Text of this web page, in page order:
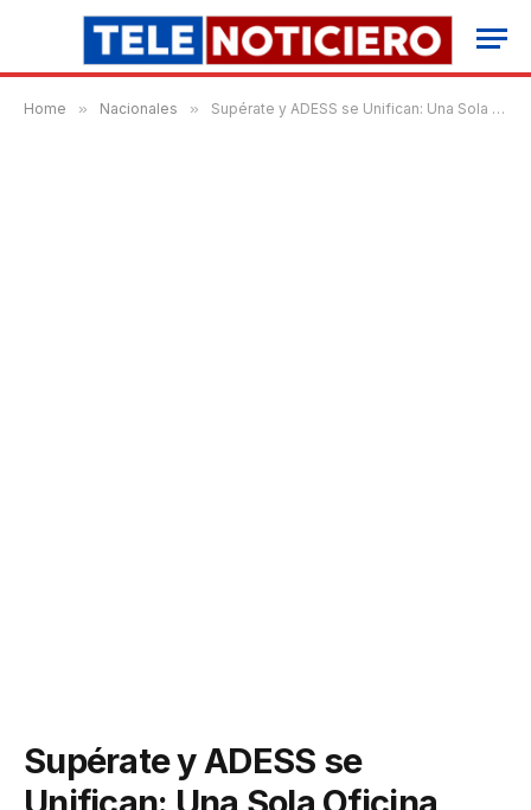
Home » Nacionales » Supérate y ADESS se Unifican: Una Sola Oficina, Menos Burocracia y Más Servicios Digitales
Supérate y ADESS se